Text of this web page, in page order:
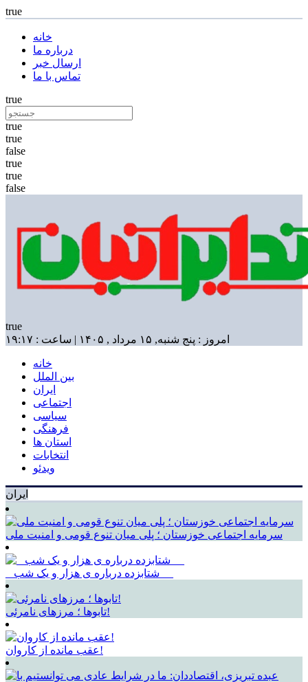
true
خانه
درباره ما
ارسال خبر
تماس با ما
true
true
true
false
true
true
false
true
امروز : پنج شنبه, ۱۵ مرداد , ۱۴۰۵ | ساعت : ۱۹:۱۷
خانه
بین الملل
ایران
اجتماعی
سیاسی
فرهنگی
استان ها
انتخابات
ویدئو
ایران
سرمایه اجتماعی خوزستان ؛ پلی میان تنوع قومی و امنیت ملی
تابوها ؛ مرزهای نامرئی!
عقب مانده از کاروان!